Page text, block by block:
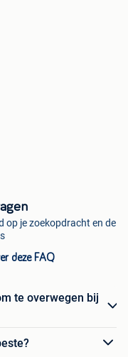
op je zoekopdracht en de
deze FAQ
te overwegen bij